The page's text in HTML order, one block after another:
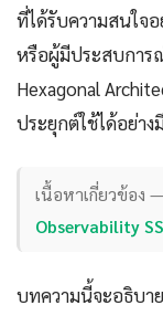
ที่ได้รับความสนใจ
หรือผู้มีประสบการ
Hexagonal
ประยุกต์ใช้ได้อย่า
เนื้อหาเกี่ยวข้อง —
Observability
บทความนี้จะอธิบา